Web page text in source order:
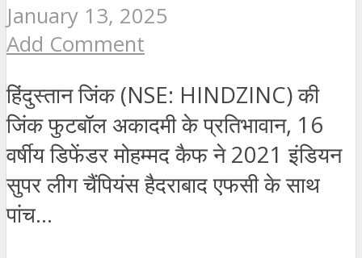
January 13, 2025
Add Comment
हिंदुस्तान जिंक (NSE: HINDZINC) की
जिंक फुटबॉल अकादमी के प्रतिभावान, 16
वर्षीय डिफेंडर मोहम्मद कैफ ने 2021 इंडियन
सुपर लीग चैंपियंस हैदराबाद एफसी के साथ
पांच...